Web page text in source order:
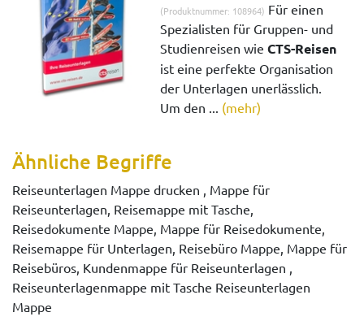
(Produktnummer: 108964) Für einen
Spezialisten für Gruppen- und
Studienreisen wieCTS-Reisen
ist eine perfekte Organisation
der Unterlagen unerlässlich.
Um den ... (mehr)
Ähnliche Begriffe
Reiseunterlagen Mappe drucken , Mappe für
Reiseunterlagen, Reisemappe mit Tasche,
Reisedokumente Mappe, Mappe für Reisedokumente,
Reisemappe für Unterlagen, Reisebüro Mappe, Mappe für
Reisebüros, Kundenmappe für Reiseunterlagen ,
Reiseunterlagenmappe mit Tasche Reiseunterlagen
Mappe